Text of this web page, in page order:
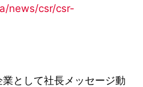
news/csr/csr-
として社長メッセージ動